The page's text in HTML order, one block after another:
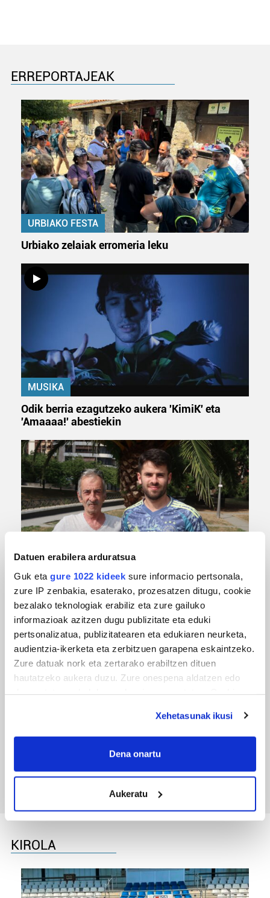
Datuen erabilera arduratsua
Guk eta gure 1022 kideek sure informacio pertsonala,
zure IP zenbakia, esaterako, prozesatzen ditugu, cookie
bezalako teknologiak erabiliz eta zure gailuko
informazioak azitzen dugu publizitate eta eduki
pertsonalizatua, publizitatearen eta edukiaren neurketa,
audientzia-ikerketa eta zerbitzuen garapena eskaintzeko.
Zure datuak nork eta zertarako erabiltzen dituen
hautatzeko aukera duzu. Zure onespena aldatzen edo
If you allow, we would also like to:
Collect information about your geographical
meters
Identify your device by actively scanning it for
specific characteristics (fingerprinting)
and set your preferences in the
Guk eta gure bazkideek zure datu pertsonalak
prozesatzen ditugu, zure IP zenbakia, besteak beste,
Xehetasunak ikusi
Dena onartu
Aukeratu
ERREPORTAJEAK
URBIAKO FESTA
Urbiako zelaiak erromeria leku
MUSIKA
Odik berria ezagutzeko aukera 'KimiK' eta
'Amaaaa!' abestiekin
MUSA
Euxebio eta Ekaitz Zabala: Zumarragako mus
txapelketa irabazi duten aita-semeak
TXIRRINDULARITZA
Tourreko goierritarrak
KIROLA